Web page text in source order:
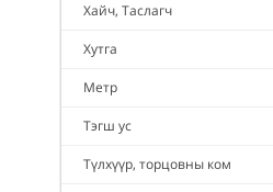
Хайч, Таслагч
Хутга
Метр
Тэгш ус
Түлхүүр, торцовны ком